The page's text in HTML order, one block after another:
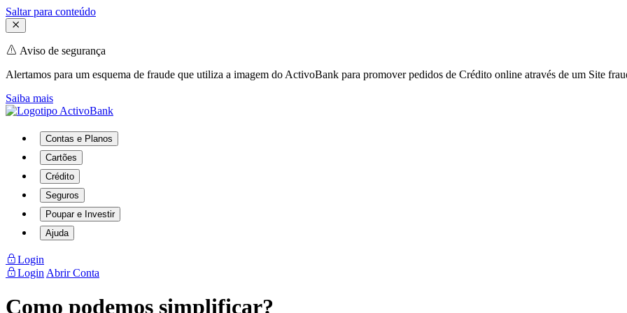
Saltar para conteúdo
Aviso de segurança
Alertamos para um esquema de fraude que utiliza a imagem do ActivoBank para promover pedidos de Crédito online através de um Site
Saiba mais
Contas e Planos
Cartões
Crédito
Seguros
Poupar e Investir
Ajuda
Login
Login Abrir Conta
Como podemos simplificar?